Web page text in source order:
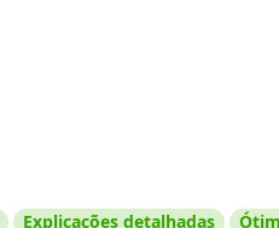
Explicações detalhadas